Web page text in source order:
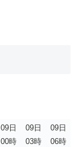
09日
00時
09日
03時
09日
06時